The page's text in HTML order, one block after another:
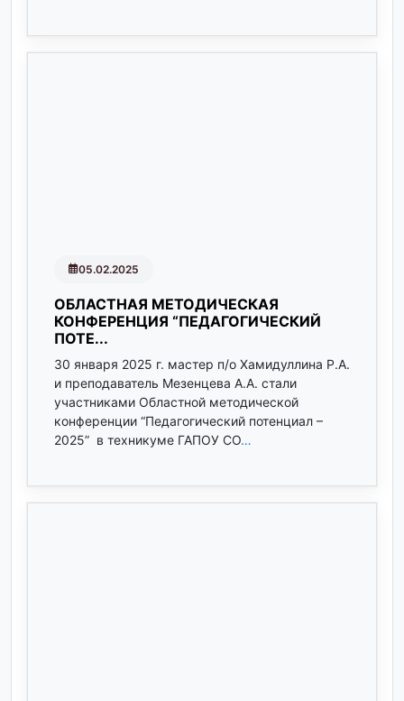
05.02.2025
ОБЛАСТНАЯ МЕТОДИЧЕСКАЯ
КОНФЕРЕНЦИЯ “ПЕДАГОГИЧЕСКИЙ
ПОТЕ...
30 января 2025 г. мастер п/о Хамидуллина Р.А.
и преподаватель Мезенцева А.А. стали
участниками Областной методической
конференции “Педагогический потенциал –
2025” в техникуме ГАПОУ СО…